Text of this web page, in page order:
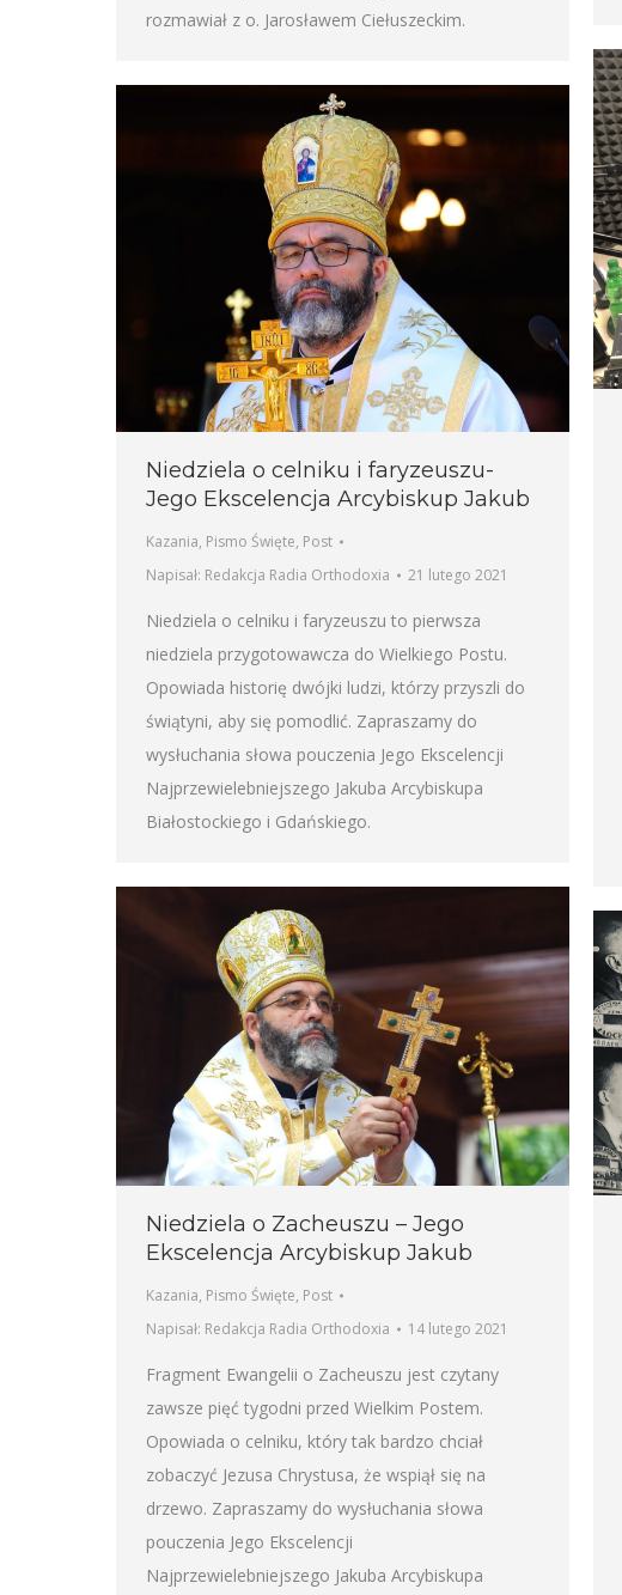
rozmawiał z o. Jarosławem Ciełuszeckim.
Niedziela o celniku i faryzeuszu-
Jego Ekscelencja Arcybiskup Jakub
Kazania, Pismo Święte, Post
Napisał: Redakcja Radia Orthodoxia 21 lutego 2021
Niedziela o celniku i faryzeuszu to pierwsza
niedziela przygotowawcza do Wielkiego Postu.
Opowiada historię dwójki ludzi, którzy przyszli do
świątyni, aby się pomodlić. Zapraszamy do
wysłuchania słowa pouczenia Jego Ekscelencji
Najprzewielebniejszego Jakuba Arcybiskupa
Białostockiego i Gdańskiego.
Niedziela o Zacheuszu – Jego
Ekscelencja Arcybiskup Jakub
Kazania, Pismo Święte, Post
Napisał: Redakcja Radia Orthodoxia 14 lutego 2021
Fragment Ewangelii o Zacheuszu jest czytany
zawsze pięć tygodni przed Wielkim Postem.
Opowiada o celniku, który tak bardzo chciał
zobaczyć Jezusa Chrystusa, że wspiął się na
drzewo. Zapraszamy do wysłuchania słowa
pouczenia Jego Ekscelencji
Najprzewielebniejszego Jakuba Arcybiskupa